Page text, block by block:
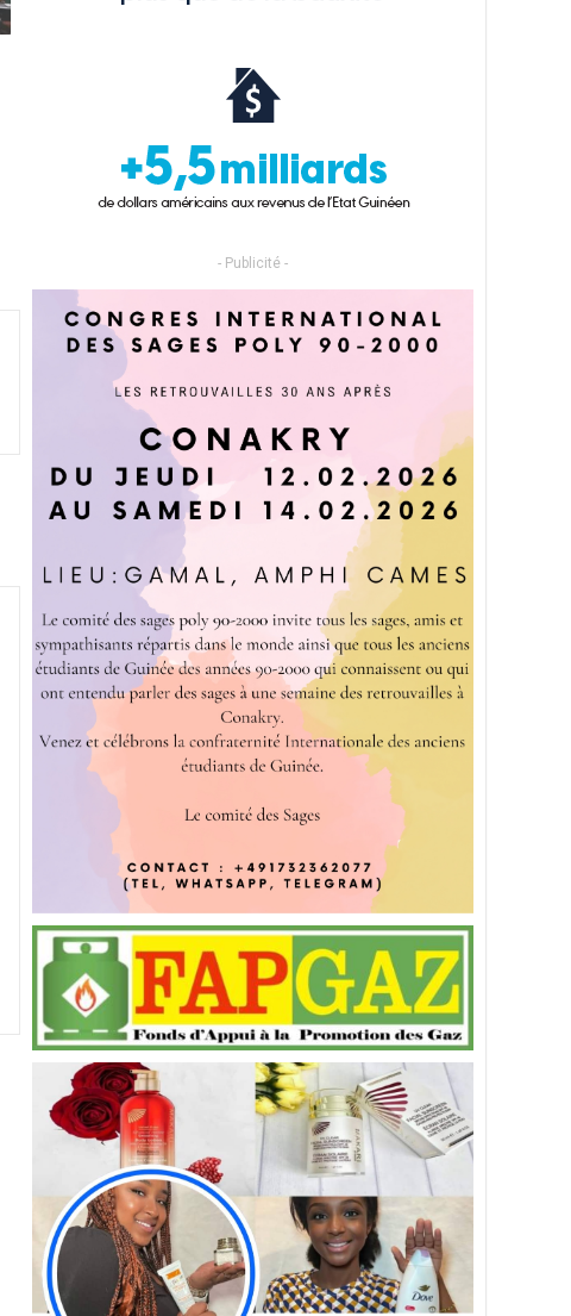
- Publicité -